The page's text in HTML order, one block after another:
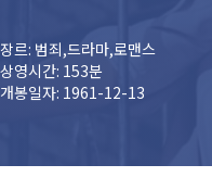
장르: 범죄,드라마,로맨스
상영시간: 153분
개봉일자: 1961-12-13